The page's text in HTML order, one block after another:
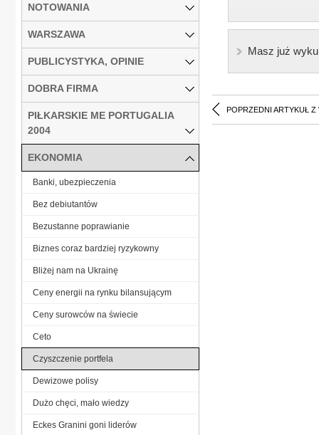
Masz już
POPRZEDNI ARTYKUŁ Z
NOTOWANIA
WARSZAWA
PUBLICYSTYKA, OPINIE
DOBRA FIRMA
PIŁKARSKIE ME PORTUGALIA
2004
EKONOMIA
Banki, ubezpieczenia
Bez debiutantów
Bezustanne poprawianie
Biznes coraz bardziej ryzykowny
Bliżej nam na Ukrainę
Ceny energii na rynku bilansującym
Ceny surowców na świecie
Ceto
Czyszczenie portfela
Dewizowe polisy
Dużo chęci, mało wiedzy
Eckes Granini goni liderów